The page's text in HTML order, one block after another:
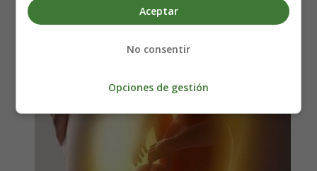
Aceptar
No consentir
Opciones de gestión